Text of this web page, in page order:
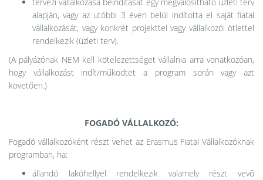
alapján, vagy az utóbbi 3 éven belül indította el saját fiatal
vállalkozását, vagy konkrét projekttel vagy vállalkozói ötlettel
rendelkezik (üzleti terv).
(A pályázónak NEM kell kötelezettséget vállalnia arra vonatkozóan,
hogy vállalkozást indít/működtet a program során vagy azt
követően.)
FOGADÓ VÁLLALKOZÓ:
Fogadó vállalkozóként részt vehet az Erasmus Fiatal Vállalkozóknak
programban, ha:
állandó lakóhellyel rendelkezik valamely részt vevő